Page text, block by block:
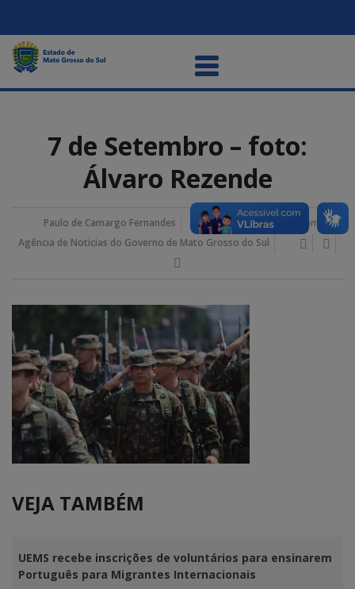
7 de Setembro – foto:
Álvaro Rezende
Paulo de Camargo Fernandes
07/setembro/2024 2:23 pm
Agência de Noticias do Governo de Mato Grosso do Sul
VEJA TAMBÉM
UEMS recebe inscrições de voluntários para ensinarem
Português para Migrantes Internacionais